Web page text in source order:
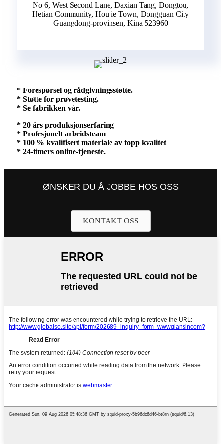
No 6, West Second Lane, Daxian Tang, Dongtou,
Hetian Community, Houjie Town, Dongguan City
Guangdong-provinsen, Kina 523960
* Forespørsel og rådgivningsstøtte.
* Støtte for prøvetesting.
* Se fabrikken vår.
* 20 års produksjonserfaring
* Profesjonelt arbeidsteam
* 100 % kvalifisert materiale av topp kvalitet
* 24-timers online-tjeneste.
ØNSKER DU Å JOBBE HOS OSS
KONTAKT OSS